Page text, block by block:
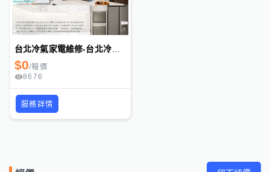
台北冷氣家電維修-台北冷氣維修,台北冷氣保養,台北洗衣機維修,台北冰箱維修
$0/報價
8676
服務詳情